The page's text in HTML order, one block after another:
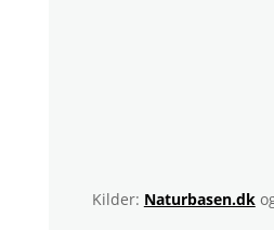
Kilder: Naturbasen.dk